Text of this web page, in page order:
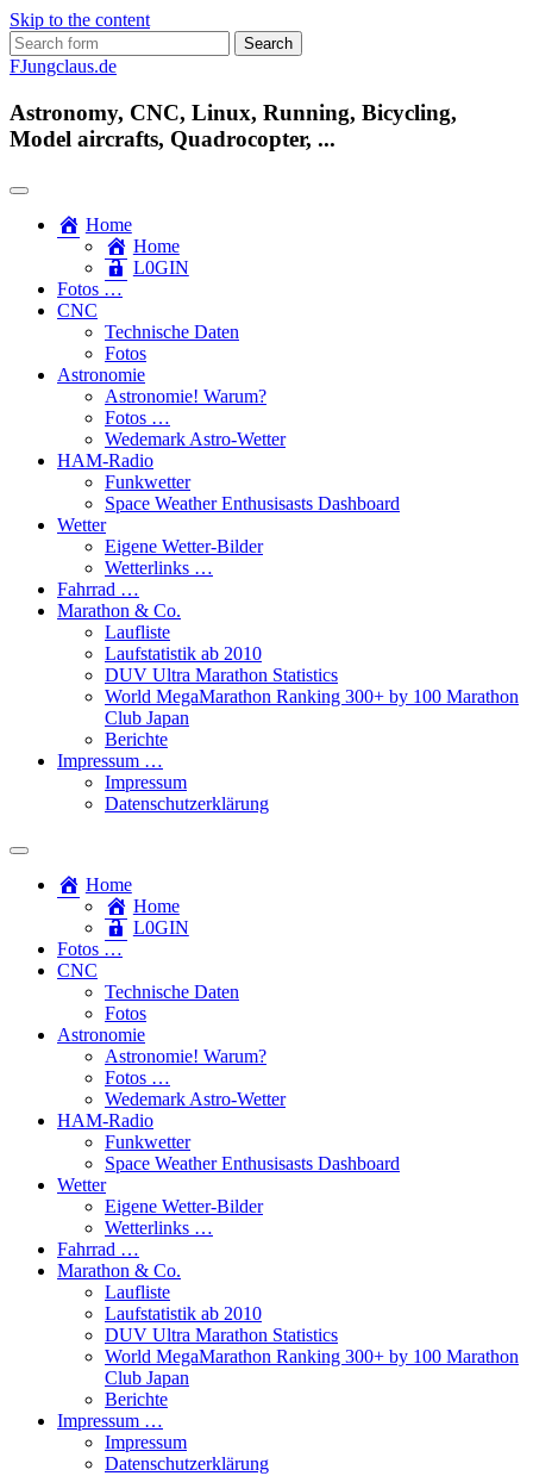
Skip to the content
Search
for:
FJungclaus.de
Astronomy, CNC, Linux, Running, Bicycling,
Model aircrafts, Quadrocopter, ...
Home
Home
L​0​​GIN
Fotos …
CNC
Technische Daten
Fotos
Astronomie
Astronomie! Warum?
Fotos …
Wedemark Astro-Wetter
HAM-Radio
Funkwetter
Space Weather Enthusisasts Dashboard
Wetter
Eigene Wetter-Bilder
Wetterlinks …
Fahrrad …
Marathon & Co.
Laufliste
Laufstatistik ab 2010
DUV Ultra Marathon Statistics
World MegaMarathon Ranking 300+ by 100 Marathon
Club Japan
Berichte
Impressum …
Impressum
Datenschutzerklärung
Toggle
search
field
Home
Home
L​0​​GIN
Fotos …
CNC
Technische Daten
Fotos
Astronomie
Astronomie! Warum?
Fotos …
Wedemark Astro-Wetter
HAM-Radio
Funkwetter
Space Weather Enthusisasts Dashboard
Wetter
Eigene Wetter-Bilder
Wetterlinks …
Fahrrad …
Marathon & Co.
Laufliste
Laufstatistik ab 2010
DUV Ultra Marathon Statistics
World MegaMarathon Ranking 300+ by 100 Marathon
Club Japan
Berichte
Impressum …
Impressum
Datenschutzerklärung